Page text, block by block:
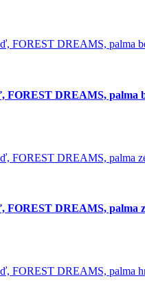
FOREST DREAMS, palma
FOREST DREAMS, palma